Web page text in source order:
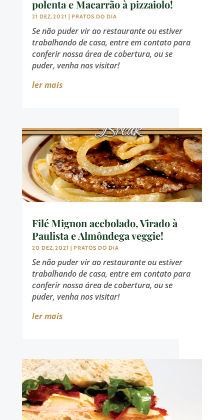
polenta e Macarrão à pizzaiolo!
21 DEZ,2021 | PRATOS DO DIA
Se não puder vir ao restaurante ou estiver
trabalhando de casa, entre em contato para
conferir nossa área de cobertura, ou se
puder, venha nos visitar!
ler mais
Filé Mignon acebolado, Virado à
Paulista e Almôndega veggie!
20 DEZ,2021 | PRATOS DO DIA
Se não puder vir ao restaurante ou estiver
trabalhando de casa, entre em contato para
conferir nossa área de cobertura, ou se
puder, venha nos visitar!
ler mais